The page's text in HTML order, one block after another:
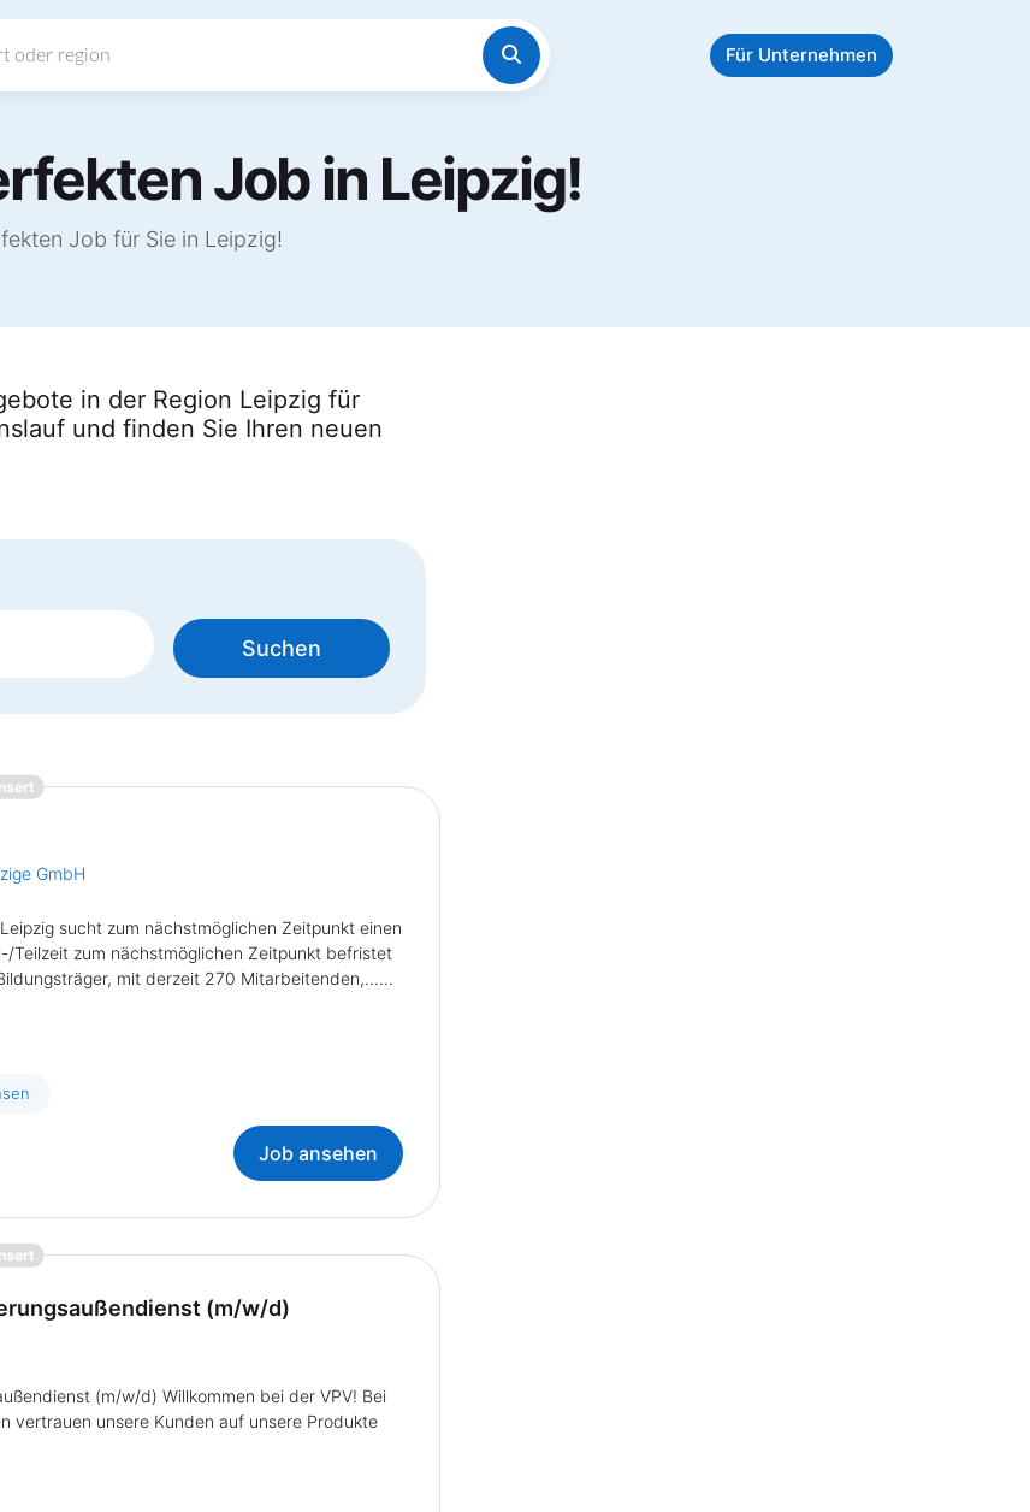
Für Unternehmen
Job in Leipzig!
Job für Sie in Leipzig!
in der Region Leipzig für
und finden Sie Ihren neuen
Suchen
{prompt.job}
GmbH
sucht zum nächstmöglichen Zeitpunkt einen
Teilzeit zum nächstmöglichen Zeitpunkt befristet
mit derzeit 270 Mitarbeitenden,......
Job ansehen
{prompt.job}
(m/w/d)
(m/w/d) Willkommen bei der VPV! Bei
vertrauen unsere Kunden auf unsere Produkte